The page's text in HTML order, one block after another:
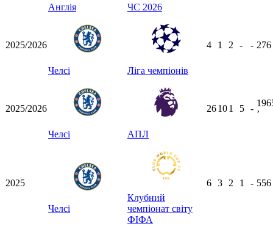
Англія ЧС 2026
2025/2026
Челсі Ліга чемпіонів
4 1 2 - - 276
2025/2026
Челсі АПЛ
26101 5 -
ʼ
2025
Челсі
Клубний
чемпіонат світу
ФІФА
6 3 2 1 - 556